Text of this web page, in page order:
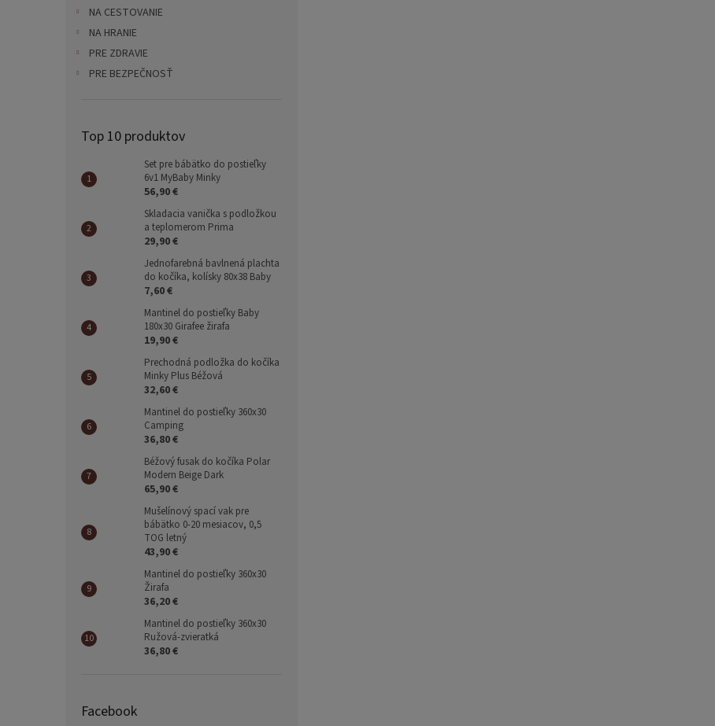
NA CESTOVANIE
NA HRANIE
PRE ZDRAVIE
PRE BEZPEČNOSŤ
Top 10 produktov
Set pre bábätko do postieľky
6v1 MyBaby Minky
56,90 €
Skladacia vanička s podložkou
a teplomerom Prima
29,90 €
Jednofarebná bavlnená plachta
do kočíka, kolísky 80x38 Baby
7,60 €
Mantinel do postieľky Baby
180x30 Girafee žirafa
19,90 €
Prechodná podložka do kočíka
Minky Plus Béžová
32,60 €
Mantinel do postieľky 360x30
Camping
36,80 €
Béžový fusak do kočíka Polar
Modern Beige Dark
65,90 €
Mušelínový spací vak pre
bábätko 0-20 mesiacov, 0,5
TOG letný
43,90 €
Mantinel do postieľky 360x30
Žirafa
36,20 €
Mantinel do postieľky 360x30
Ružová-zvieratká
36,80 €
Facebook